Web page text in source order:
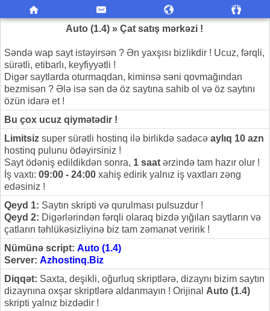
Auto (1.4) » Çat satış mərkəzi !
Səndə wap sayt istəyirsən ? Ən yaxşısı bizlikdir ! Ucuz, fərqli,
sürətli, etibarlı, keyfiyyətli !
Digər saytlarda oturmaqdan, kiminsə səni qovmağından
bezmisən ? Ələ isə sən də öz saytına sahib ol və öz saytını
özün idarə et !
Bu çox ucuz qiymətədir !
Limitsiz super sürətli hostinq ilə birlikdə sadəcə aylıq 10 azn
hostinq pulunu ödəyirsiniz !
Sayt ödəniş edildikdən sonra, 1 saat ərzində tam hazır olur !
İş vaxtı: 09:00 - 24:00 xahiş edirik yalnız iş vaxtları zəng
edəsiniz !
Qeyd 1: Saytın skripti və qurulması pulsuzdur !
Qeyd 2: Digərlərindən fərqli olaraq bizdə yığılan saytların və
çatların təhlükəsizliyinə biz tam zəmanət veririk !
Nümünə script: Auto (1.4)
Server: Azhostinq.Biz
Diqqət: Saxta, deşikli, oğurluq skriptlərə, dizaynı bizim saytın
dizaynına oxşar skriptlərə aldanmayın ! Orijinal Auto (1.4)
skripti yalnız bizdədir !